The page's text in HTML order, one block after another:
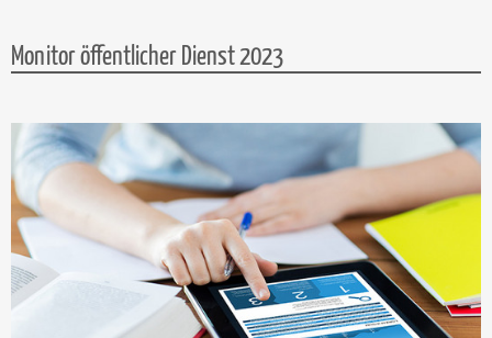
Monitor öffentlicher Dienst 2023